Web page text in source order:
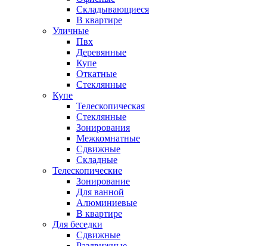
Складывающиеся
В квартире
Уличные
Пвх
Деревянные
Купе
Откатные
Стеклянные
Купе
Телескопическая
Стеклянные
Зонирования
Межкомнатные
Сдвижные
Складные
Телескопические
Зонирование
Для ванной
Алюминиевые
В квартире
Для беседки
Сдвижные